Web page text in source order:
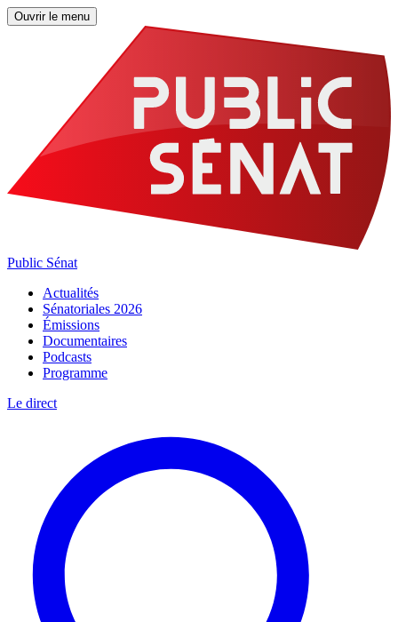
Ouvrir le menu
Public Sénat
Actualités
Sénatoriales 2026
Émissions
Documentaires
Podcasts
Programme
Le direct